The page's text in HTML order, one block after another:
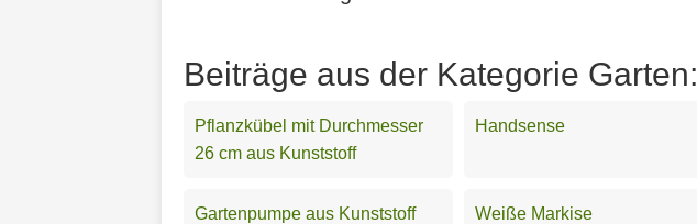
Beiträge aus der Kategorie Garten:
Pflanzkübel mit Durchmesser
26 cm aus Kunststoff
Handsense
Gartenpumpe aus Kunststoff Weiße Markise